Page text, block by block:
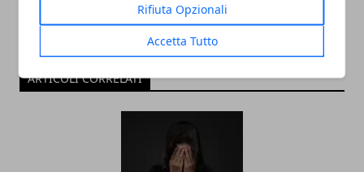
Rifiuta Opzionali
Accetta Tutto
ARTICOLI CORRELATI